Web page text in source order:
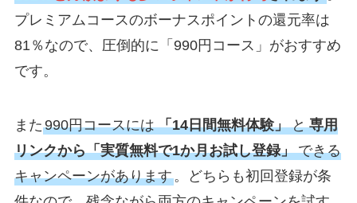
プレミアムコースのボーナスポイントの還元率は
81％なので、圧倒的に「990円コース」がおすすめ
です。
また990円コースには 「14日間無料体験」 と 専用
リンクから「実質無料で1か月お試し登録」 できる
キャンペーンがあります。どちらも初回登録が条